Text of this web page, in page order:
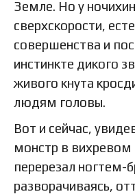
Земле. Но у
сверхскорости,
совершенства и
инстинкте дикого
живого кнута
людям головы.
Вот и сейчас,
монстр в
перерезал ногтем-
разворачиваясь,